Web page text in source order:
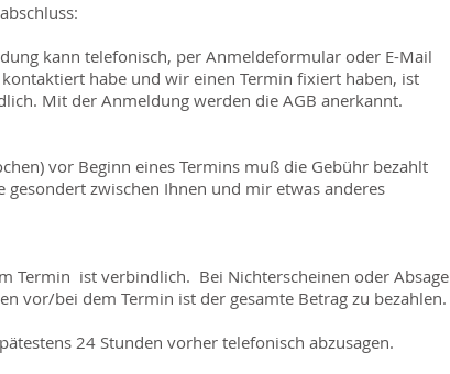
kann telefonisch, per Anmeldeformular oder E-Mail
kontaktiert habe und wir einen Termin fixiert haben, ist
Mit der Anmeldung werden die AGB anerkannt.
vor Beginn eines Termins muß die Gebühr bezahlt
gesondert zwischen Ihnen und mir etwas anderes
Termin ist verbindlich. Bei Nichterscheinen oder Absage
vor/bei dem Termin ist der gesamte Betrag zu bezahlen.
24 Stunden vorher telefonisch abzusagen.